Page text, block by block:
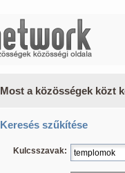
Most a közösségek közt
Keresés szűkítése
Kulcsszavak: